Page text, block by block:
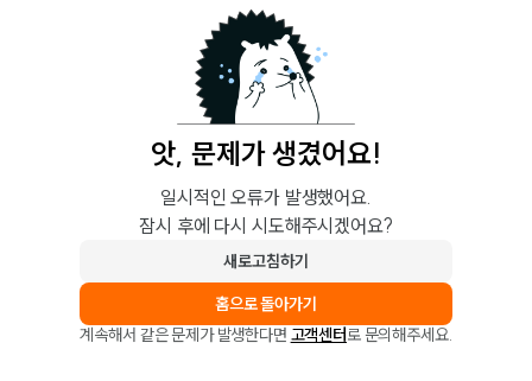
앗, 문제가 생겼어요!
일시적인 오류가 발생했어요.
잠시 후에 다시 시도해주시겠어요?
새로고침하기
홈으로 돌아가기
계속해서 같은 문제가 발생한다면 고객센터로 문의해주세요.